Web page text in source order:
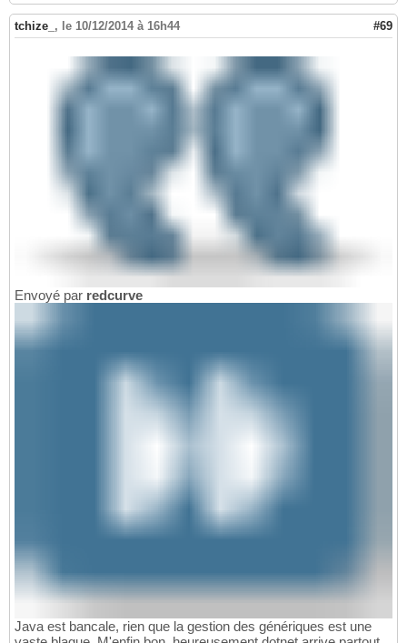
tchize_ , le 10/12/2014 à 16h44 #69
Envoyé par redcurve
Java est bancale, rien que la gestion des génériques est une